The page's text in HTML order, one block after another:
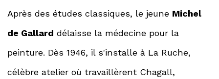
Après des études classiques, le jeune Michel
de Gallard délaisse la médecine pour la
peinture. Dès 1946, il s'installe à La Ruche,
célèbre atelier où travaillèrent Chagall,